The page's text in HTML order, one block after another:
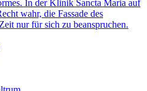
In der Klinik Sancta Maria auf
wahr, die Fassade des
nur für sich zu beanspruchen.